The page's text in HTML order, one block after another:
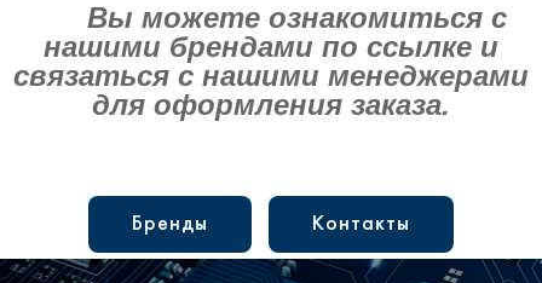
Вы можете ознакомиться с
нашими брендами по ссылке и
связаться с нашими менеджерами
для оформления заказа.
Бренды Контакты